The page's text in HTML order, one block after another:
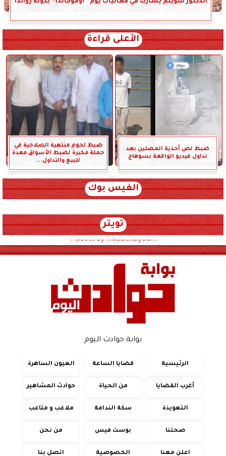
الأعلى قراءة
ضبط لص أحذية المصلين بعد
تداول فيديو الواقعة بسوهاج
ضبط لحوم منتهية الصلاحية في
حملة مكبرة لضبط الأسواق معدة
للبيع والتداول...
الفيس بوك
تويتر
Tweets by hwadithalyoum
بوابة حوادث اليوم
الرئيسية قضايا الساعة العيون الساهرة
أغرب القضايا من الحياة حوادث المشاهير
التعويذة سكة الندامة ملاعب و متاعب
صحتنا بوست فيس من نحن
اعلن معنا الخصوصية اتصل بنا